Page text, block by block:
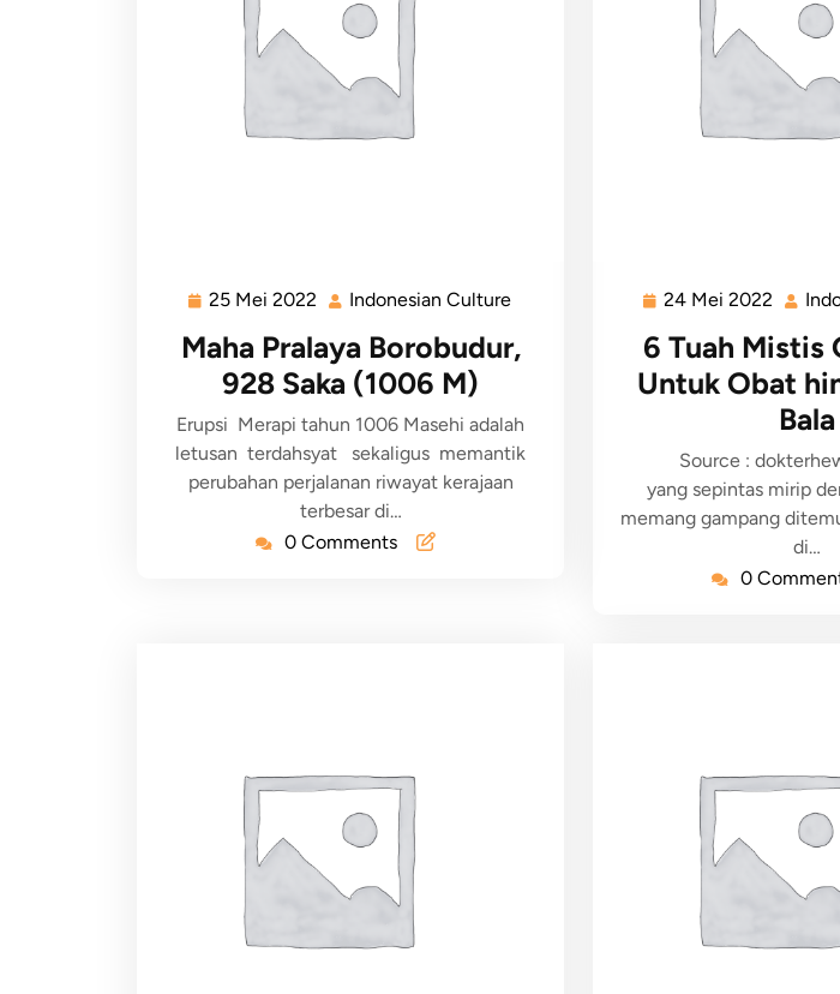
25 Mei 2022 Indonesian Culture
Maha Pralaya Borobudur,
928 Saka (1006 M)
Erupsi Merapi tahun 1006 Masehi adalah
letusan terdahsyat sekaligus memantik
perubahan perjalanan riwayat kerajaan
terbesar di…
0 Comments
24 Mei 2022
6 Tuah Mistis
Untuk Obat
Bala
Source :
yang sepintas mirip
memang gampang
di…
0